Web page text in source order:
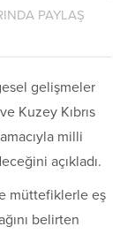
PAYLAŞ
gelişmeler
Kuzey Kıbrıs
milli
açıkladı.
müttefiklerle eş
belirten